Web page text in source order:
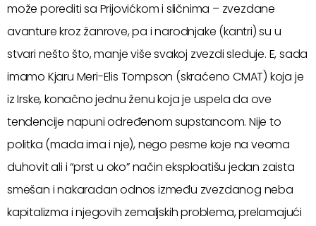
može porediti sa Prijovićkom i sličnima – zvezdane
avanture kroz žanrove, pa i narodnjake (kantri) su u
stvari nešto što, manje više svakoj zvezdi sleduje. E, sada
imamo Kjaru Meri-Elis Tompson (skraćeno CMAT) koja je
iz Irske, konačno jednu ženu koja je uspela da ove
tendencije napuni određenom supstancom. Nije to
politka (mada ima i nje), nego pesme koje na veoma
duhovit ali i “prst u oko” način eksploatišu jedan zaista
smešan i nakaradan odnos između zvezdanog neba
kapitalizma i njegovih zemaljskih problema, prelamajući